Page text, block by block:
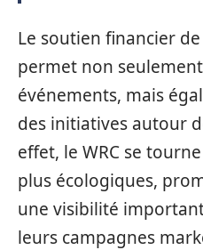
Le soutien financier
permet non
événements, mais
des initiatives autour
effet, le WRC se
plus écologiques,
une visibilité
leurs campagnes